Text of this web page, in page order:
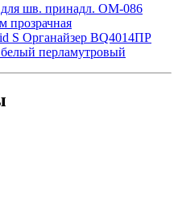
шв. принадл. OM-086
прозрачная
S Органайзер BQ4014ПР
перламутровый